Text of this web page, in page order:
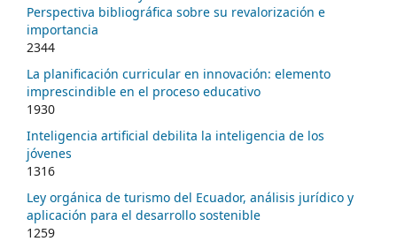
Perspectiva bibliográfica sobre su revalorización e
importancia
2344
La planificación curricular en innovación: elemento
imprescindible en el proceso educativo
1930
Inteligencia artificial debilita la inteligencia de los
jóvenes
1316
Ley orgánica de turismo del Ecuador, análisis jurídico y
aplicación para el desarrollo sostenible
1259